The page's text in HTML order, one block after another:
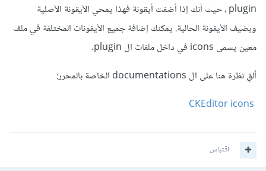
plugin ، حيث أنك إذا أضفت أيقونة فهذا يمحي الأيقونة الأصلية
ويضيف الأيقونة الحالية. يمكنك إضافة جميع الأيقونات المختلفة في ملف
معين يسمى icons في داخل ملفات ال plugin.
ألقِ نظرة هنا على ال documentations الخاصة بالمحرر:
CKEditor icons
اقتباس